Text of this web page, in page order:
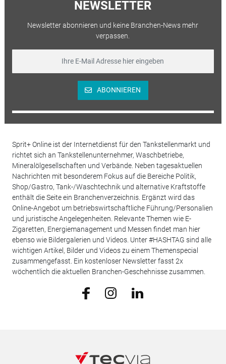
NEWSLETTER
Newsletter abonnieren und keine Branchen-News mehr
verpassen.
ABONNIEREN
Sprit+ Online ist der Internetdienst für den Tankstellenmarkt und
richtet sich an Tankstellenunternehmer, Waschbetriebe,
Mineralölgesellschaften und Verbände. Neben tagesaktuellen
Nachrichten mit besonderem Fokus auf die Bereiche Politik,
Shop/Gastro, Tank-/Waschtechnik und alternative Kraftstoffe
enthält die Seite ein Branchenverzeichnis. Ergänzt wird das
Online-Angebot um betriebswirtschaftliche Führung/Personalien
und juristische Angelegenheiten. Relevante Themen wie E-
Zigaretten, Energiemanagement und Messen findet man hier
ebenso wie Bildergalerien und Videos. Unter #HASHTAG sind alle
wichtigen Artikel, Bilder und Videos zu einem Themenspecial
zusammengefasst. Ein kostenloser Newsletter fasst 2x
wöchentlich die aktuellen Branchen-Geschehnisse zusammen.